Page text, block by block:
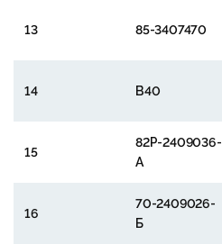
13 85-3407470
14 В40
15
82Р-2409036-
А
16
70-2409026-
Б